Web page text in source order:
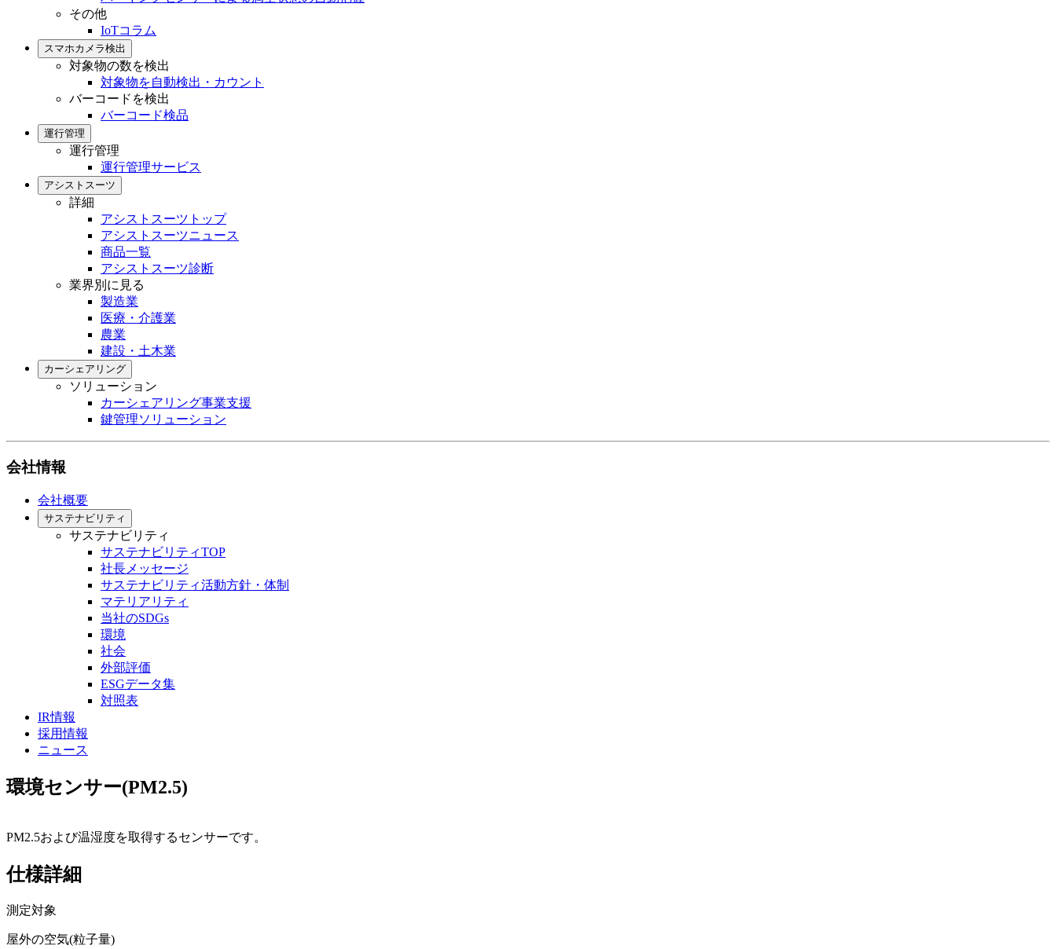
その他
IoTコラム
スマホカメラ検出
対象物の数を検出
対象物を自動検出・カウント
バーコードを検出
バーコード検品
運行管理
運行管理
運行管理サービス
アシストスーツ
詳細
アシストスーツトップ
アシストスーツニュース
商品一覧
アシストスーツ診断
業界別に見る
製造業
医療・介護業
農業
建設・土木業
カーシェアリング
ソリューション
カーシェアリング事業支援
鍵管理ソリューション
会社情報
会社概要
サステナビリティ
サステナビリティ
サステナビリティTOP
社長メッセージ
サステナビリティ活動方針・体制
マテリアリティ
当社のSDGs
環境
社会
外部評価
ESGデータ集
対照表
IR情報
採用情報
ニュース
環境センサー(PM2.5)
PM2.5および温湿度を取得するセンサーです。
仕様詳細
測定対象
屋外の空気(粒子量)